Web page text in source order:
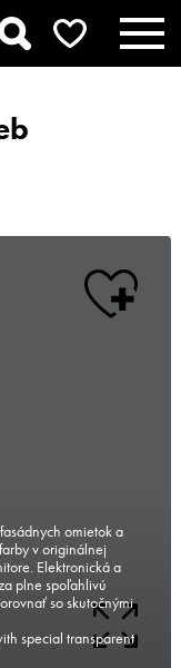
omietok a
v originálnej
Elektronická a
plne spoľahlivú
so skutočnými
special transparent